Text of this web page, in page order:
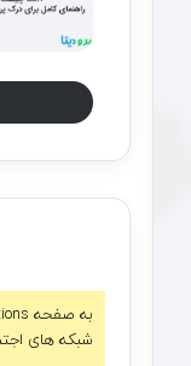
شبکه های